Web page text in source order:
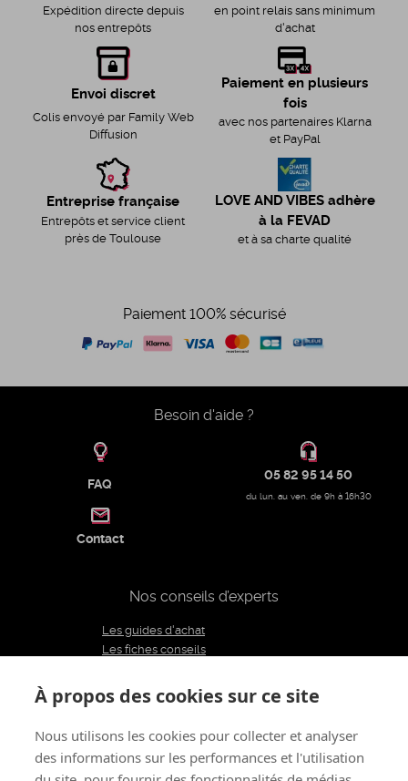
Expédition directe depuis
nos entrepôts
en point relais sans minimum
d'achat
Envoi discret
Colis envoyé par Family Web
Diffusion
Paiement en plusieurs
fois
avec nos partenaires Klarna
et PayPal
Entreprise française
Entrepôts et service client
près de Toulouse
LOVE AND VIBES adhère
à la FEVAD
et à sa charte qualité
Paiement 100% sécurisé
Besoin d'aide ?
FAQ
05 82 95 14 50
du lun. au ven. de 9h à 16h30
Contact
Nos conseils d’experts
Les guides d'achat
Les fiches conseils
Le blog
Restons connectés
À propos des cookies sur ce site
Nous utilisons les cookies pour collecter et analyser
des informations sur les performances et l'utilisation